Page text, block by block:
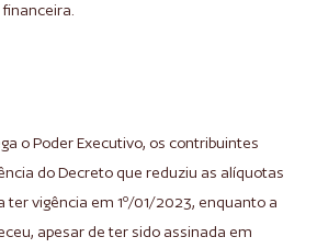
o Poder Executivo, os contribuintes
do Decreto que reduziu as alíquotas
ter vigência em 1º/01/2023, enquanto a
apesar de ter sido assinada em